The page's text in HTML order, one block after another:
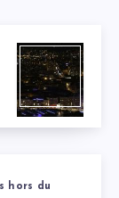
hors du